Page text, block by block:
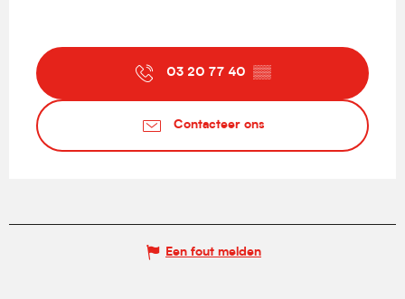
03 20 77 40 ▒▒
Contacteer ons
Een fout melden